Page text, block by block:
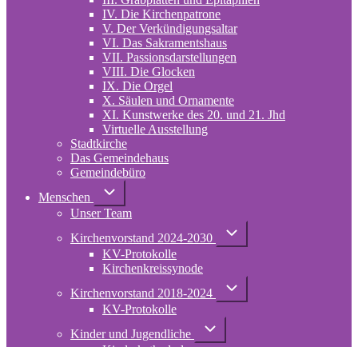
IV. Die Kirchenpatrone
V. Der Verkündigungsaltar
VI. Das Sakramentshaus
VII. Passionsdarstellungen
VIII. Die Glocken
IX. Die Orgel
X. Säulen und Ornamente
XI. Kunstwerke des 20. und 21. Jhd
Virtuelle Ausstellung
Stadtkirche
Das Gemeindehaus
Gemeindebüro
Menschen
Unternavigation
Menschen
Unser Team
Kirchenvorstand 2024-2030
Unternavigation
KV-Protokolle
Kirchenkreissynode
Kirchenvorstand 2018-2024
Unternavigation
2018-
KV-Protokolle
Kinder und Jugendliche
Unternavigation